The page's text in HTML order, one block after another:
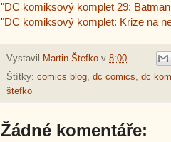
"DC komiksový komplet 29:
"DC komiksový komplet: Krize na
Vystavil Martin Štefko v 8:00
Štítky: comics blog, dc comics, dc
štefko
Žádné komentáře: